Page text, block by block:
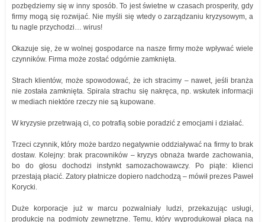
pozbędziemy się w inny sposób. To jest świetne w czasach prosperity, gdy
firmy mogą się rozwijać. Nie myśli się wtedy o zarządzaniu kryzysowym, a
tu nagle przychodzi… wirus!
Okazuje się, że w wolnej gospodarce na nasze firmy może wpływać wiele
czynników. Firma może zostać odgórnie zamknięta.
Strach klientów, może spowodować, że ich stracimy – nawet, jeśli branża
nie została zamknięta. Spirala strachu się nakręca, np. wskutek informacji
w mediach niektóre rzeczy nie są kupowane.
W kryzysie przetrwają ci, co potrafią sobie poradzić z emocjami i działać.
Trzeci czynnik, który może bardzo negatywnie oddziaływać na firmy to brak
dostaw. Kolejny: brak pracowników – kryzys obnaża twarde zachowania,
bo do głosu dochodzi instynkt samozachowawczy. Po piąte: klienci
przestają płacić. Zatory płatnicze dopiero nadchodzą – mówił prezes Paweł
Korycki.
Duże korporacje już w marcu pozwalniały ludzi, przekazując usługi,
produkcję na podmioty zewnętrzne. Temu, który wyprodukował płacą na